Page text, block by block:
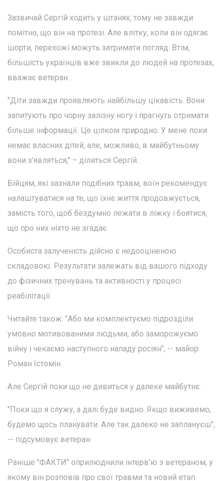
Зазвичай Сергій ходить у штанях, тому не завжди
помітно, що він на протезі. Але влітку, коли він одягає
шорти, перехожі можуть затримати погляд. Втім,
більшість українців вже звикли до людей на протезах,
вважає ветеран.
"Діти завжди проявляють найбільшу цікавість. Вони
запитують про чорну залізну ногу і прагнуть отримати
більше інформації. Це цілком природно. У мене поки
немає власних дітей, але, можливо, в майбутньому
вони з’являться," – ділиться Сергій.
Бійцям, які зазнали подібних травм, воїн рекомендує
налаштуватися на те, що їхнє життя продовжується,
замість того, щоб бездумно лежати в ліжку і боятися,
що про них ніхто не згадає.
Особиста залученість дійсно є недооціненою
складовою. Результати залежать від вашого підходу
до фізичних тренувань та активності у процесі
реабілітації.
Читайте також: "Або ми комплектуємо підрозділи
умовно мотивованими людьми, або заморожуємо
війну і чекаємо наступного нападу росіян", -- майор
Роман Істомін
Але Сергій поки що не дивиться у далеке майбутнє.
"Поки що я служу, а далі буде видно. Якщо виживемо,
будемо щось планувати. Але так далеко не заплануєш",
-- підсумовує ветеран.
Раніше "ФАКТИ" оприлюднили інтерв'ю з ветераном, у
якому він розповів про свої травми та новий етап